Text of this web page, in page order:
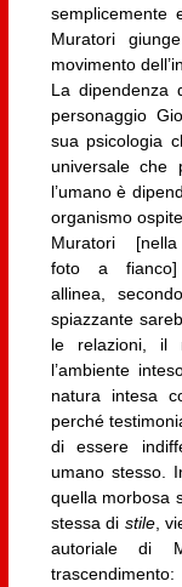
semplicemente
Muratori
movimento
La dipendenza
personaggio
sua psicologia
universale che
l’umano è
organismo
Muratori [nella
foto a fianco]
allinea,
spiazzante
le relazioni, il
l’ambiente
natura intesa
perché
di essere
umano stesso.
quella morbosa
stessa di stile,
autoriale di